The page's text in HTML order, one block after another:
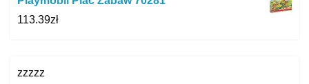
113.39zł
zzzzz